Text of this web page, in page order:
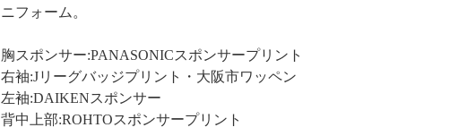
ニフォーム。
胸スポンサー:PANASONICスポンサープリント
右袖:Jリーグバッジプリント・大阪市ワッペン
左袖:DAIKENスポンサー
背中上部:ROHTOスポンサープリント